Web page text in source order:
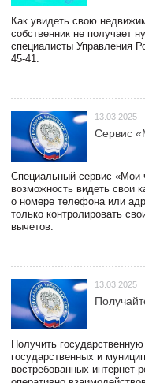
Как увидеть свою
собственник не получает
специалисты Управления
45-41.
13.03.2025
Сервис
Специальный сервис «Мои
возможность видеть свои
о номере телефона или
только контролировать
вычетов.
13.03.2025
Получить
государственных и
востребованных